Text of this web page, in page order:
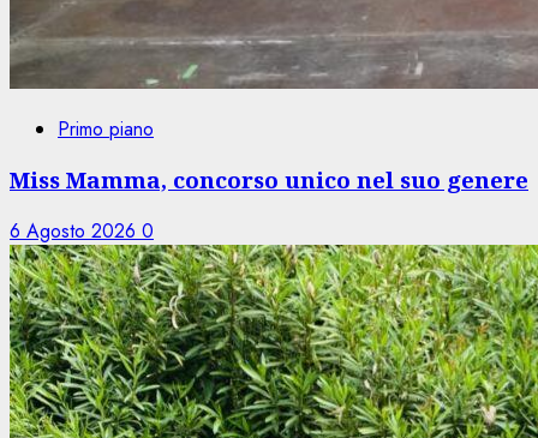
Primo piano
Miss Mamma, concorso unico nel suo genere
6 Agosto 2026 0